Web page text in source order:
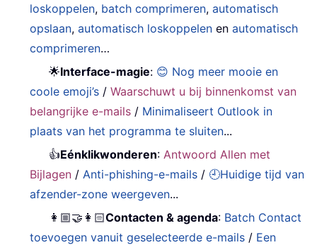
loskoppelen, batch comprimeren,automatisch
opslaan,automatisch loskoppelen enautomatisch
comprimeren…
🌟Interface-magie: 😊 Nog meer mooie en
coole emoji’s /Waarschuwt u bij binnenkomst van
belangrijke e-mails / Minimaliseert Outlook in
plaats van het programma te sluiten...
👍Eénklikwonderen: Antwoord Allen met
Bijlagen / Anti-phishing-e-mails / 🕘Huidige tijd van
afzender-zone weergeven...
👩🏼‍🤝‍👩🏻Contacten & agenda: Batch Contact
toevoegen vanuit geselecteerde e-mails / Een